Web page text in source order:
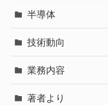
半導体
技術動向
業務内容
著者より